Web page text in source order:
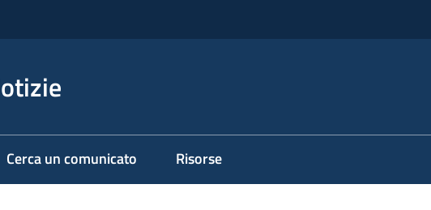
Cerca un comunicato Risorse